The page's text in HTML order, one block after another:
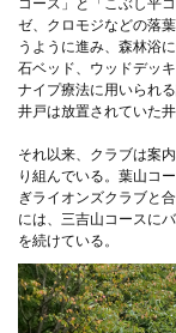
ゼ、クロモジなどの落
うように進み、森林浴
石ベッド、ウッドデッ
ナイプ療法に用いられ
井戸は放置されていた
それ以来、クラブは案
り組んでいる。葉山コ
ぎライオンズクラブと
には、三吉山コースに
を続けている。